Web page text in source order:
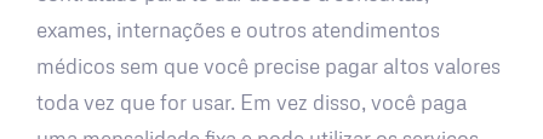
exames, internações e outros atendimentos
médicos sem que você precise pagar altos valores
toda vez que for usar. Em vez disso, você paga